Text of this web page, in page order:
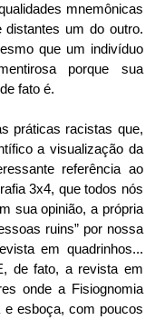
mnemônicas
distantes um do outro.
que um indivíduo
porque sua
fato é.
práticas racistas que,
a visualização da
referência ao
3x4, que todos nós
sua opinião, a própria
ruins” por nossa
em quadrinhos...
de fato, a revista em
onde a Fisiognomia
e esboça, com poucos